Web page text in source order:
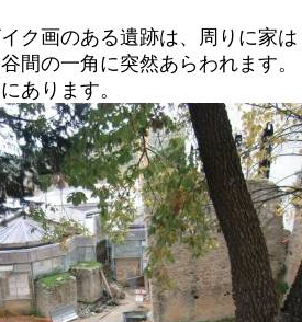
ク画のある遺跡は、周りに家は
間の一角に突然あらわれます。
あります。